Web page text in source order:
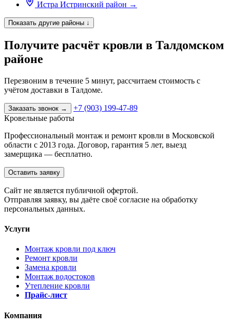
Истра Истринский район →
Показать другие районы ↓
Получите расчёт кровли в Талдомском
районе
Перезвоним в течение 5 минут, рассчитаем стоимость с
учётом доставки в Талдоме.
Заказать звонок →
+7 (903) 199-47-89
Кровельные работы
Профессиональный монтаж и ремонт кровли в Московской
области с 2013 года. Договор, гарантия 5 лет, выезд
замерщика — бесплатно.
Оставить заявку
Cайт не является публичной офертой.
Отправляя заявку, вы даёте своё согласие на обработку
персональных данных.
Услуги
Монтаж кровли под ключ
Ремонт кровли
Замена кровли
Монтаж водостоков
Утепление кровли
Прайс-лист
Компания